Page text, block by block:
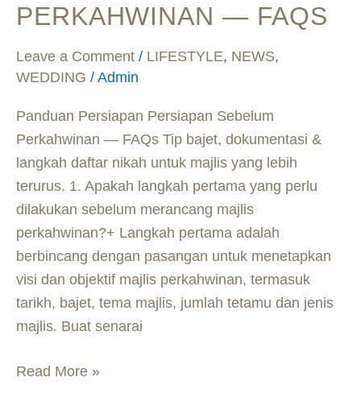
PERKAHWINAN — FAQS
Leave a Comment / LIFESTYLE, NEWS,
WEDDING / Admin
Panduan Persiapan Persiapan Sebelum
Perkahwinan — FAQs Tip bajet, dokumentasi &
langkah daftar nikah untuk majlis yang lebih
terurus. 1. Apakah langkah pertama yang perlu
dilakukan sebelum merancang majlis
perkahwinan?+ Langkah pertama adalah
berbincang dengan pasangan untuk menetapkan
visi dan objektif majlis perkahwinan, termasuk
tarikh, bajet, tema majlis, jumlah tetamu dan jenis
majlis. Buat senarai
FAQs
Read More »